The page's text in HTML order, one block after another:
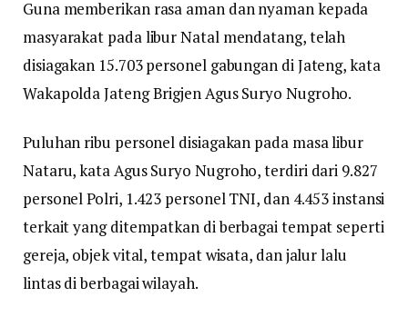
Guna memberikan rasa aman dan nyaman kepada
masyarakat pada libur Natal mendatang, telah
disiagakan 15.703 personel gabungan di Jateng, kata
Wakapolda Jateng Brigjen Agus Suryo Nugroho.
Puluhan ribu personel disiagakan pada masa libur
Nataru, kata Agus Suryo Nugroho, terdiri dari 9.827
personel Polri, 1.423 personel TNI, dan 4.453 instansi
terkait yang ditempatkan di berbagai tempat seperti
gereja, objek vital, tempat wisata, dan jalur lalu
lintas di berbagai wilayah.